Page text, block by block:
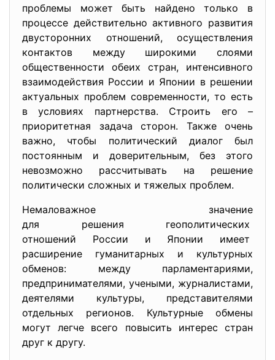
проблемы может быть найдено только в
процессе действительно активного развития
двусторонних отношений, осуществления
контактов между широкими слоями
общественности обеих стран, интенсивного
взаимодействия России и Японии в решении
актуальных проблем современности, то есть
в условиях партнерства. Строить его –
приоритетная задача сторон. Также очень
важно, чтобы политический диалог был
постоянным и доверительным, без этого
невозможно рассчитывать на решение
политически сложных и тяжелых проблем.
Немаловажное значение
для решения геополитических
отношений России и Японии имеет
расширение гуманитарных и культурных
обменов: между парламентариями,
предпринимателями, учеными, журналистами,
деятелями культуры, представителями
отдельных регионов. Культурные обмены
могут легче всего повысить интерес стран
друг к другу.